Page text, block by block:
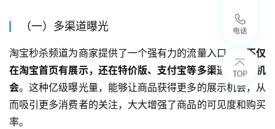
（一）多渠道曝光
淘宝秒杀频道为商家提供了一个强有力的流量入口。它 不仅
在淘宝首页有展示，还在特价版、支付宝等多渠道有曝光机
会。这种亿级曝光量，能够让商品获得更多的展示机会，从
而吸引更多消费者的关注，大大增强了商品的可见度和购买
率。